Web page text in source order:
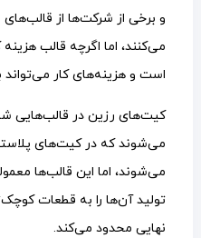
و برخی از شرکت‌ها از قالب‌های
می‌کنند، اما اگرچه قالب هزینه
است و هزینه‌های کار می‌تواند
کیت‌های رزین در قالب‌هایی
می‌شوند که در کیت‌های
می‌شوند، اما این قالب‌ها
تولید آن‌ها را به قطعات
نهایی محدود می‌کند.